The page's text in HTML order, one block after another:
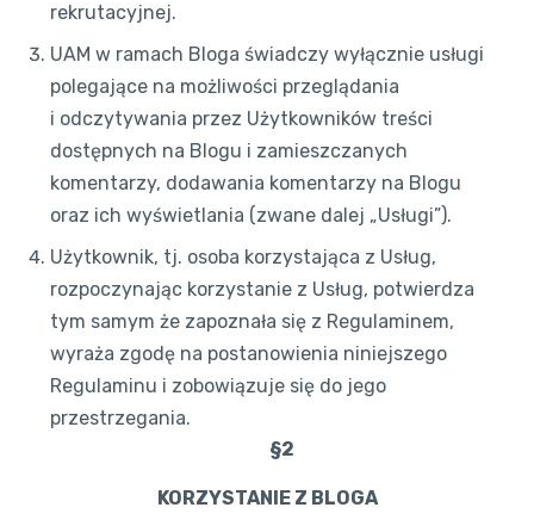
rekrutacyjnej.
UAM w ramach Bloga świadczy wyłącznie usługi
polegające na możliwości przeglądania
i odczytywania przez Użytkowników treści
dostępnych na Blogu i zamieszczanych
komentarzy, dodawania komentarzy na Blogu
oraz ich wyświetlania (zwane dalej „Usługi”).
Użytkownik, tj. osoba korzystająca z Usług,
rozpoczynając korzystanie z Usług, potwierdza
tym samym że zapoznała się z Regulaminem,
wyraża zgodę na postanowienia niniejszego
Regulaminu i zobowiązuje się do jego
przestrzegania.
§2
KORZYSTANIE Z BLOGA